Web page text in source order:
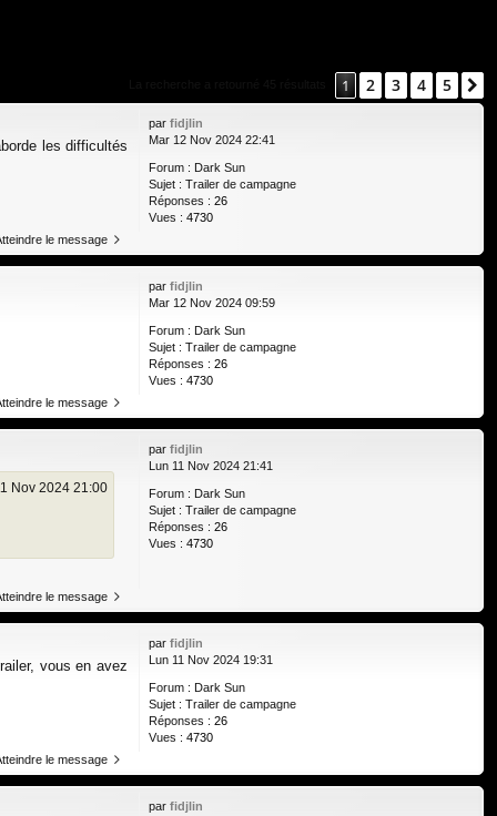
1 2 3 4 5
par fidjlin
Mar 12 Nov 2024 22:41
Forum : Dark Sun
Sujet : Trailer de campagne
Réponses : 26
Vues : 4730
les difficultés
le message
par fidjlin
Mar 12 Nov 2024 09:59
Forum : Dark Sun
Sujet : Trailer de campagne
Réponses : 26
Vues : 4730
le message
par fidjlin
Lun 11 Nov 2024 21:41
Forum : Dark Sun
Sujet : Trailer de campagne
Réponses : 26
Vues : 4730
Nov 2024 21:00
le message
par fidjlin
Lun 11 Nov 2024 19:31
Forum : Dark Sun
Sujet : Trailer de campagne
Réponses : 26
Vues : 4730
vous en avez
le message
par fidjlin